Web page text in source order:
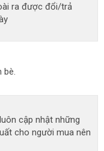
ra được đổi/trả
cập nhật những
cho người mua nên